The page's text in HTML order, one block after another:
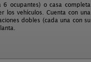
ocupantes) o casa completa
los vehículos. Cuenta con una
dobles (cada una con su